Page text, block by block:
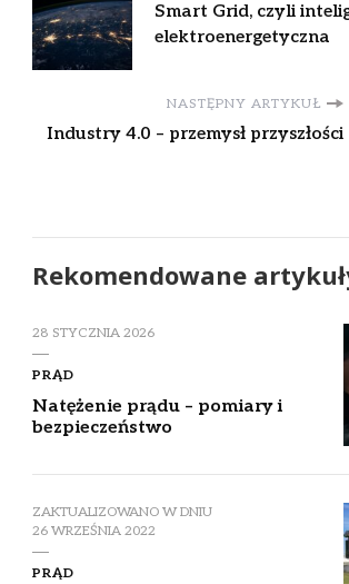
Smart Grid, czyli
elektroenergetyczna
NASTĘPNY ARTYKUŁ
Industry 4.0 – przemysł przyszłości
Rekomendowane
28 STYCZNIA 2026
PRĄD
Natężenie prądu – pomiary i
bezpieczeństwo
ZAKTUALIZOWANO W DNIU
26 WRZEŚNIA 2022
PRĄD